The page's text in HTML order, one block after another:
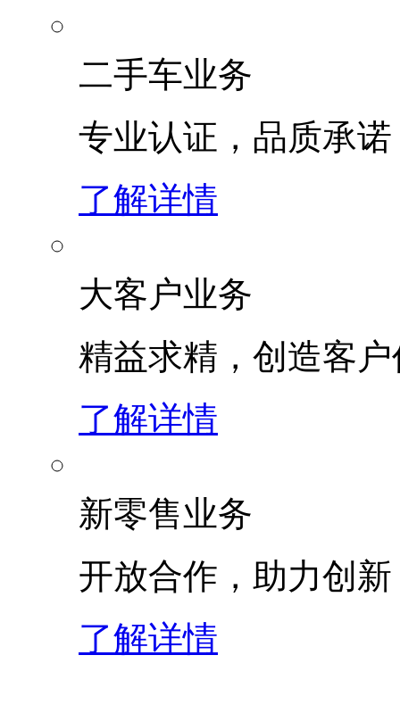
二手车业务
专业认证，品质承诺
了解详情
大客户业务
精益求精，创造客
了解详情
新零售业务
开放合作，助力创新
了解详情